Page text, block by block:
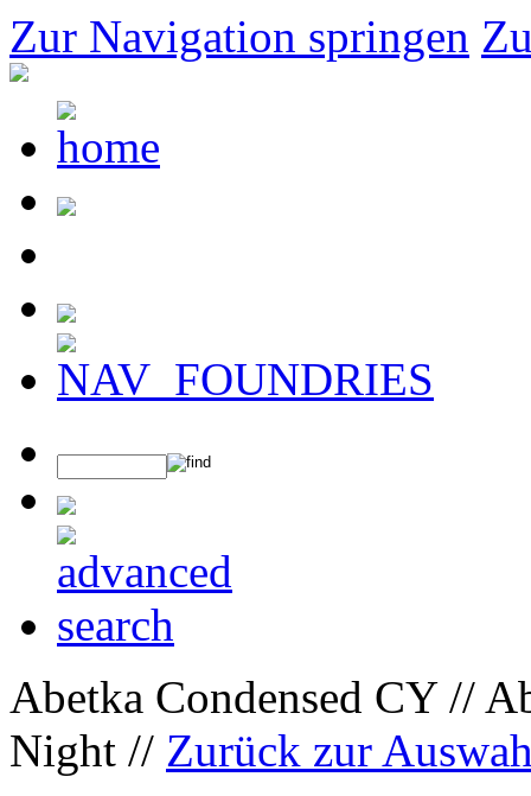
Zur Navigation springen
Abetka Condensed CY //
Night // Zurück zur